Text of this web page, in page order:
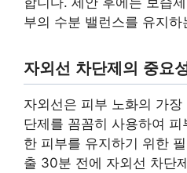
부의 수분 밸런스를 유지
자외선 차단제의 중요
자외선은 피부 노화의 가
단제를 꼼꼼히 사용하여
한 피부를 유지하기 위한
출 30분 전에 자외선 차단